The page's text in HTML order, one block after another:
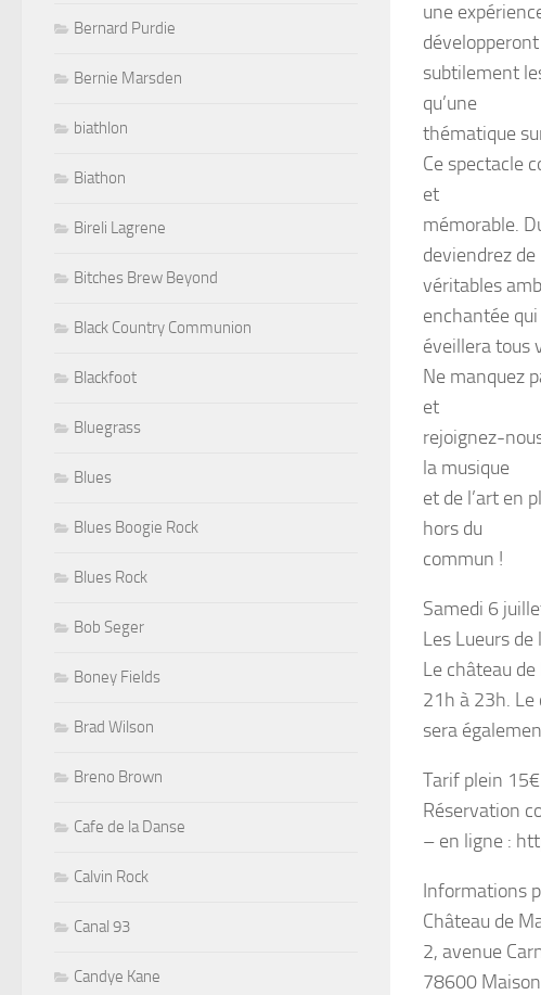
une
développeront
subtilement
qu’une
thématique
Ce spectacle
et
mémorable.
deviendrez de
véritables
enchantée qui
éveillera tous
Ne manquez
et
rejoignez-
la musique
et de l’art en
hors du
commun !
Samedi 6
Les Lueurs de
Le château
21h à 23h. Le
sera
Tarif plein
Réservation
– en ligne :
Informations
Château de
2, avenue
78600
Bernard Purdie
Bernie Marsden
biathlon
Biathon
Bireli Lagrene
Bitches Brew Beyond
Black Country Communion
Blackfoot
Bluegrass
Blues
Blues Boogie Rock
Blues Rock
Bob Seger
Boney Fields
Brad Wilson
Breno Brown
Cafe de la Danse
Calvin Rock
Canal 93
Candye Kane